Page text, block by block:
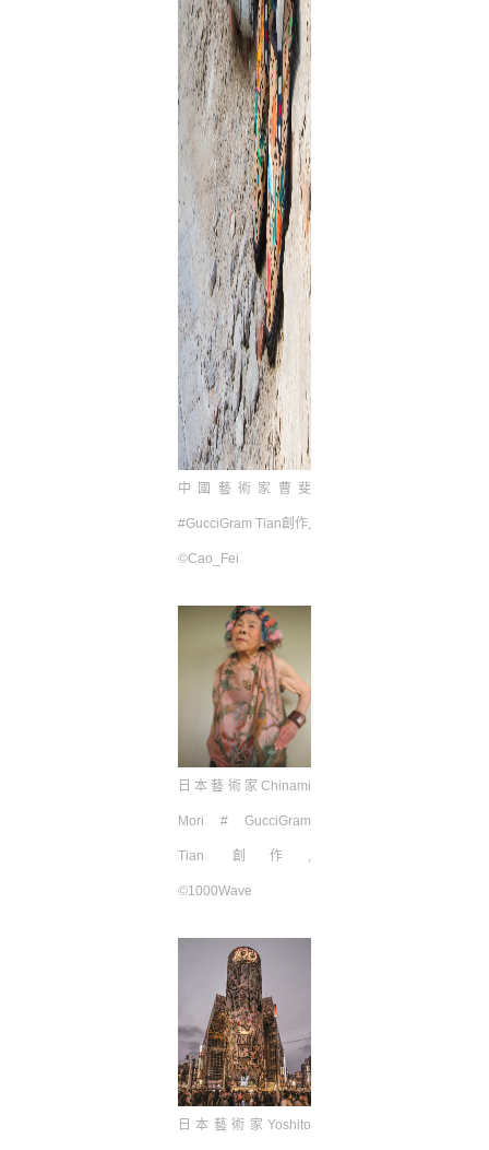
中國藝術家曹斐
#GucciGram Tian創作,
©Cao_Fei
日本藝術家Chinami
Mori # GucciGram
Tian 創作 ,
©1000Wave
日本藝術家Yoshito